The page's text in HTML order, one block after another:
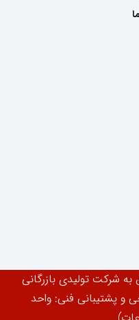
شرکت تولیدی بازرگانی
و پشتیبانی فنی: واحد